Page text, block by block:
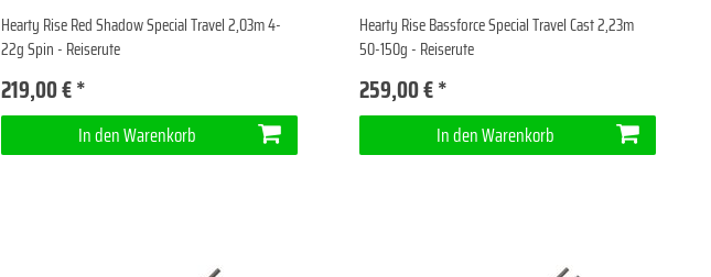
Hearty Rise Red Shadow Special Travel 2,03m 4-
22g Spin - Reiserute
219,00 € *
In den Warenkorb
Hearty Rise Bassforce Special Travel Cast 2,23m
50-150g - Reiserute
259,00 € *
In den Warenkorb